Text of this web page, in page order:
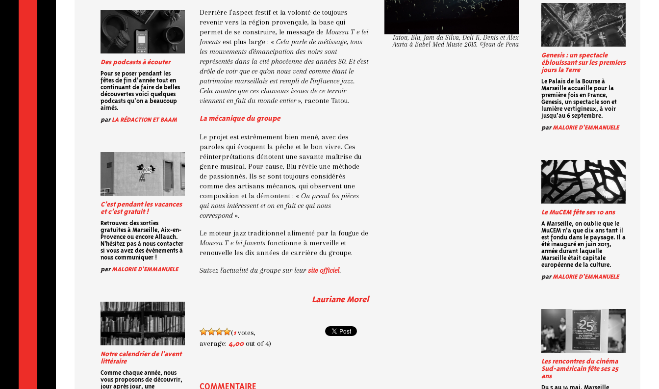
Des podcasts à écouter
Pour se poser pendant les
fêtes de fin d’année tout en
continuant de faire de belles
découvertes voici quelques
podcasts qu’on a beaucoup
aimés.
parLA RÉDACTION ET BAAM
C’est pendant les vacances
et c’est gratuit !
Retrouvez des sorties
gratuites à Marseille, Aix-en-
Provence ou encore Allauch.
N'hésitez pas à nous contacter
si vous avez des évènements à
nous communiquer !
parMALORIE D'EMMANUELE
Notre calendrier de l’avent
littéraire
Comme chaque année, nous
vous proposons de découvrir,
jour après jour, une
Genesis : un spectacle
éblouissant sur les premiers
jours la Terre
Le Palais de la Bourse à
Marseille accueille pour la
première fois en France,
Genesis, un spectacle son et
lumière vertigineux, à voir
jusqu’au 6 septembre.
parMALORIE D'EMMANUELE
Le MuCEM fête ses 10 ans
A Marseille, on oublie que le
MuCEM n’a que dix ans tant il
est fondu dans le paysage. Il a
été inauguré en juin 2013,
année durant laquelle
Marseille était capitale
européenne de la culture.
parMALORIE D'EMMANUELE
Les rencontres du cinéma
Sud-américain fête ses 25
ans
Derrière l'aspect festif et la volonté de toujours
revenir vers la région provençale, la base qui
permet de se construire, le message deMoussu T e lei
Jovents est plus large : «Cela parle de métissage, tous
les mouvements d'émancipation des noirs sont
représentés dans la cité phocéenne des années 30. Et c'est
drôle de voir que ce qu'on nous vend comme étant le
patrimoine marseillais est rempli de l'influence jazz.
Cela montre que ces chansons issues de ce terroir
viennent en fait du monde entier», raconte Tatou.
La mécanique du groupe
Le projet est extrêmement bien mené, avec des
paroles qui évoquent la pêche et le bon vivre. Ces
réinterprétations dénotent une savante maîtrise du
genre musical. Pour cause, Blu révèle une méthode
de passionnés. Ils se sont toujours considérés
comme des artisans mécanos, qui observent une
composition et la démontent : «On prend les pièces
qui nous intéressent et on en fait ce qui nous
correspond».
Le moteur jazz traditionnel alimenté par la fougue de
Moussu T e lei Jovents fonctionne à merveille et
renouvelle les dix années de carrière du groupe.
Suivez l'actualité du groupe sur leursite officiel.
Lauriane Morel
(1votes,
average:4,00out of 4)
Tatou, Blu, Jam da Silva, Deli K, Denis et Alex
Auria à Babel Med Music 2015. ©Jean de Pena
COMMENTAIRE